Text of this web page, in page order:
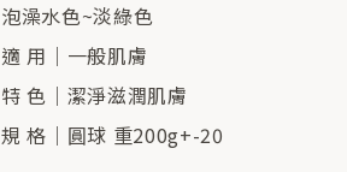
泡澡水色~淡綠色
適 用｜一般肌膚
特 色｜潔淨滋潤肌膚
規 格｜圓球 重200g+-20